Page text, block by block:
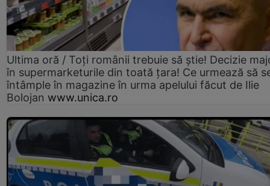
Ultima oră / Toți românii trebuie să știe! Decizie
în supermarketurile din toată țara! Ce urmează să
întâmple în magazine în urma apelului făcut de Ilie
Bolojan www.unica.ro